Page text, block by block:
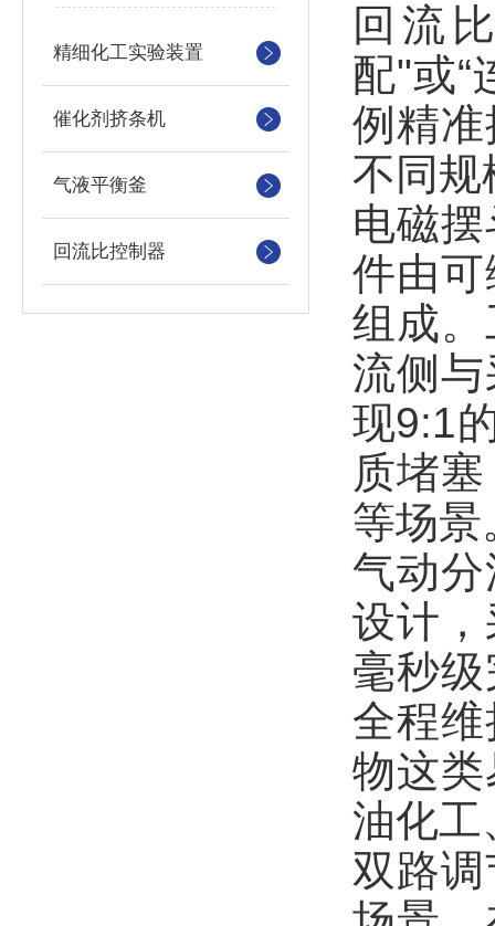
精细化工实验装置
催化剂挤条机
气液平衡釜
回流比控制器
回流
配"或“
例精
不同规
电磁
件由
组成
流侧
现9:1
质堵
等场景
气动
设计
毫秒
全程
物这
油化工
双路